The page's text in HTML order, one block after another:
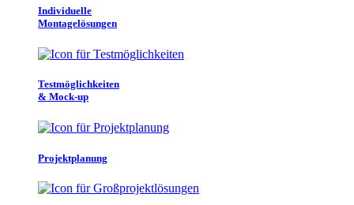
Individuelle
Montagelösungen
Testmöglichkeiten
& Mock-up
Projektplanung